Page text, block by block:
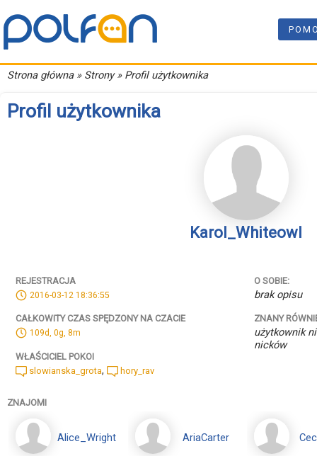
Strona główna» Strony » Profil użytkownika
Profil użytkownika
Karol_Whiteowl
REJESTRACJA
2016-03-12 18:36:55
CAŁKOWITY CZAS SPĘDZONY NA CZACIE
109d, 0g, 8m
WŁAŚCICIEL POKOI
slowianska_grota, hory_rav
O SOBIE:
brak opisu
ZNANY
użytkownik
nicków
ZNAJOMI
Alice_Wright AriaCarter